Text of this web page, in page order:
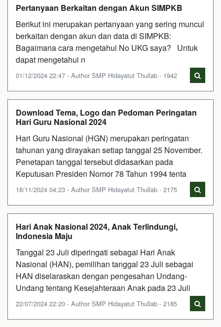
Pertanyaan Berkaitan dengan Akun SIMPKB
Berikut ini merupakan pertanyaan yang sering muncul
berkaitan dengan akun dan data di SIMPKB:
Bagaimana cara mengetahui No UKG saya? Untuk
dapat mengetahui n
01/12/2024 22:47 - Author SMP Hidayatut Thullab - 1942
Download Tema, Logo dan Pedoman Peringatan
Hari Guru Nasional 2024
Hari Guru Nasional (HGN) merupakan peringatan
tahunan yang dirayakan setiap tanggal 25 November.
Penetapan tanggal tersebut didasarkan pada
Keputusan Presiden Nomor 78 Tahun 1994 tenta
18/11/2024 04:23 - Author SMP Hidayatut Thullab - 2175
Hari Anak Nasional 2024, Anak Terlindungi,
Indonesia Maju
Tanggal 23 Juli diperingati sebagai Hari Anak
Nasional (HAN), pemilihan tanggal 23 Juli sebagai
HAN diselaraskan dengan pengesahan Undang-
Undang tentang Kesejahteraan Anak pada 23 Juli
22/07/2024 22:20 - Author SMP Hidayatut Thullab - 2185